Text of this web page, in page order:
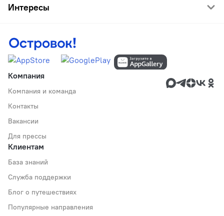
Интересы
Компания
Компания и команда
Контакты
Вакансии
Для прессы
Клиентам
База знаний
Служба поддержки
Блог о путешествиях
Популярные направления